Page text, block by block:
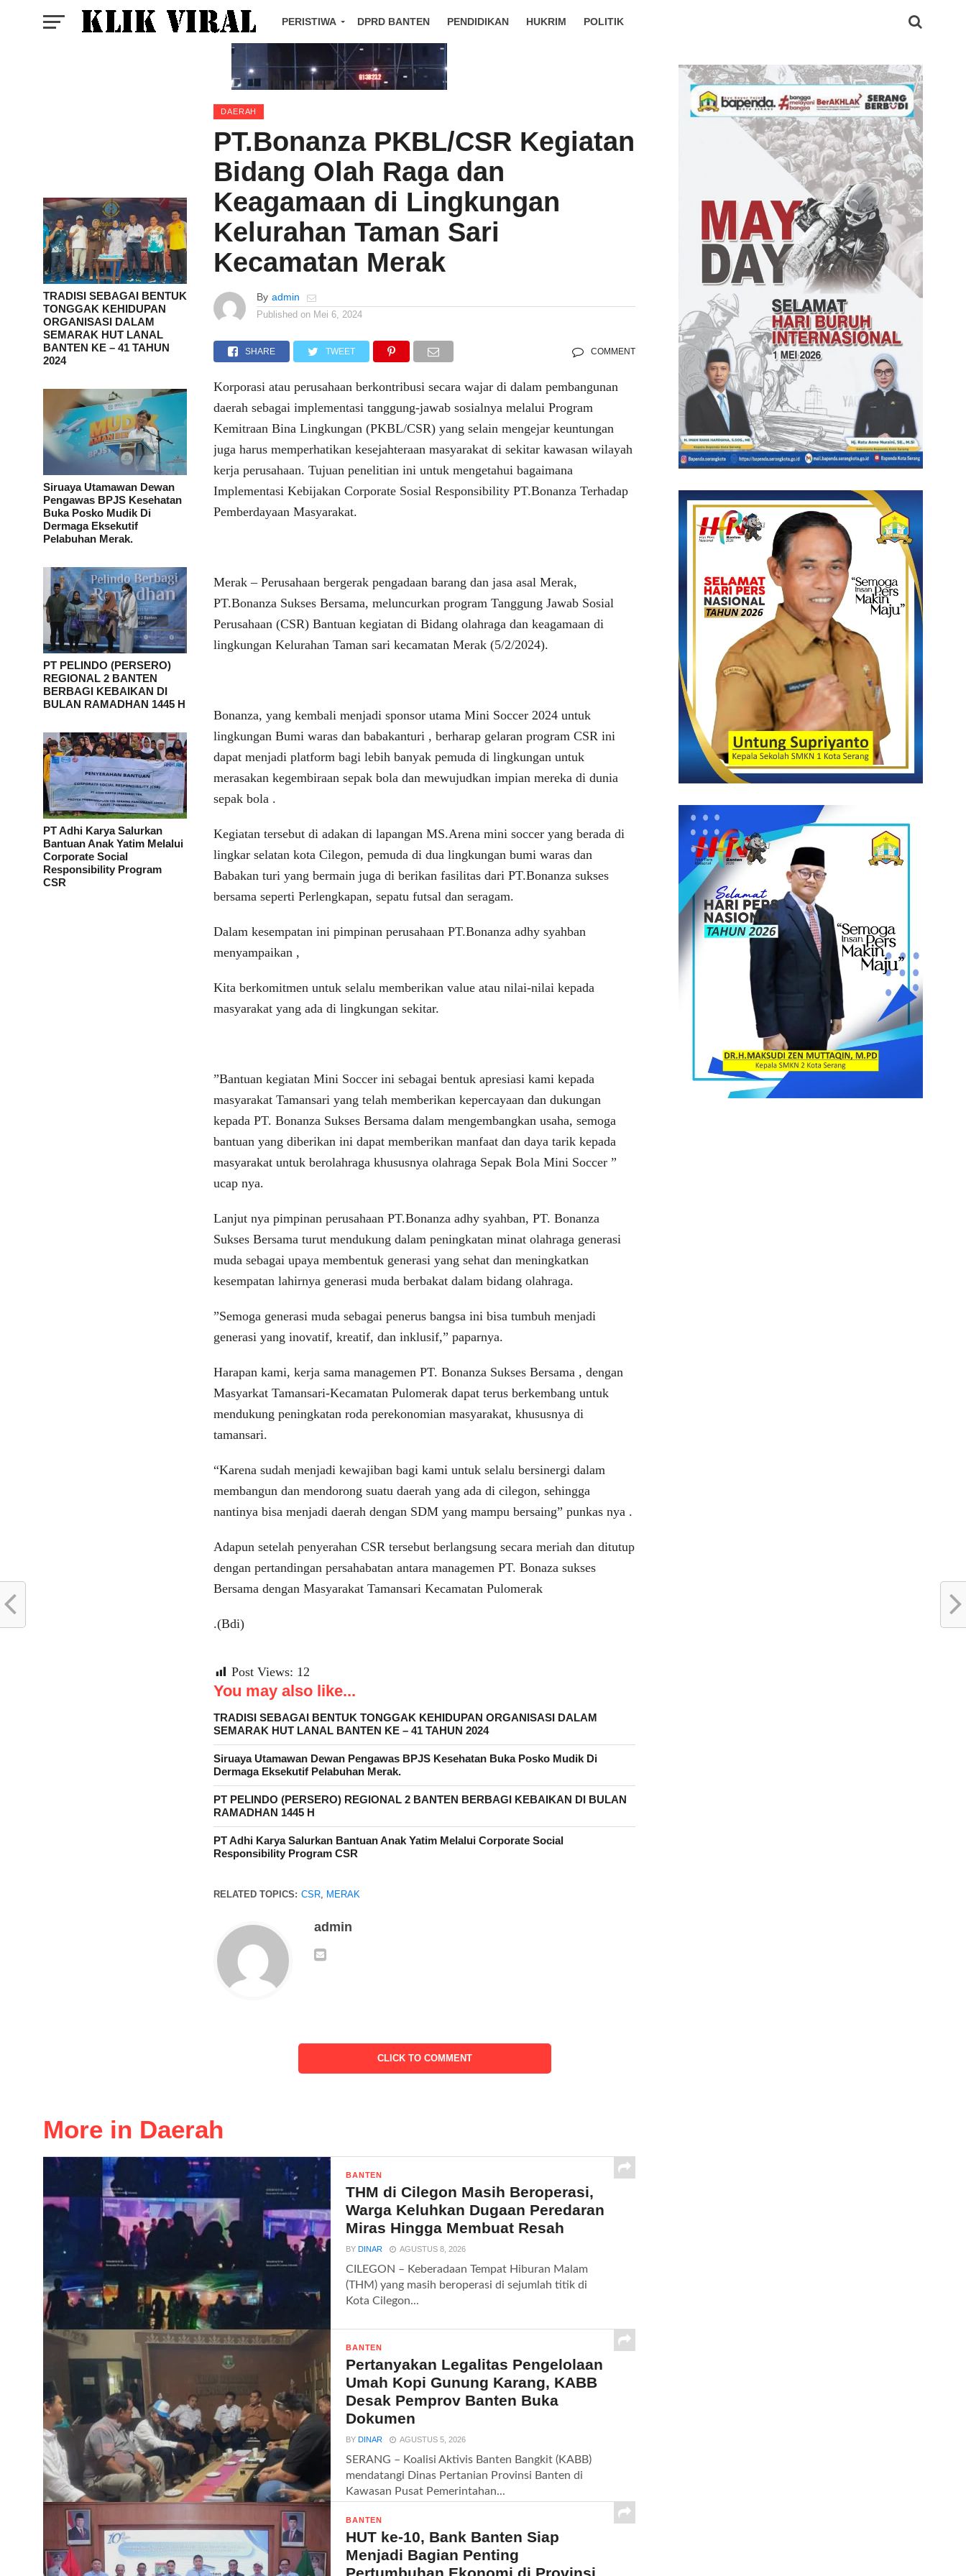
PERISTIWA DPRD BANTEN PENDIDIKAN HUKRIM POLITIK
TRADISI SEBAGAI BENTUK
TONGGAK KEHIDUPAN
ORGANISASI DALAM
SEMARAK HUT LANAL
BANTEN KE – 41 TAHUN
2024
Siruaya Utamawan Dewan
Pengawas BPJS Kesehatan
Buka Posko Mudik Di
Dermaga Eksekutif
Pelabuhan Merak.
PT PELINDO (PERSERO)
REGIONAL 2 BANTEN
BERBAGI KEBAIKAN DI
BULAN RAMADHAN 1445 H
PT Adhi Karya Salurkan
Bantuan Anak Yatim Melalui
Corporate Social
Responsibility Program
CSR
DAERAH
PT.Bonanza PKBL/CSR Kegiatan
Bidang Olah Raga dan
Keagamaan di Lingkungan
Kelurahan Taman Sari
Kecamatan Merak
By admin
Published on Mei 6, 2024
SHARE TWEET COMMENT
Korporasi atau perusahaan berkontribusi secara wajar di dalam pembangunan
daerah sebagai implementasi tanggung-jawab sosialnya melalui Program
Kemitraan Bina Lingkungan (PKBL/CSR) yang selain mengejar keuntungan
juga harus memperhatikan kesejahteraan masyarakat di sekitar kawasan wilayah
kerja perusahaan. Tujuan penelitian ini untuk mengetahui bagaimana
Implementasi Kebijakan Corporate Sosial Responsibility PT.Bonanza Terhadap
Pemberdayaan Masyarakat.
Merak – Perusahaan bergerak pengadaan barang dan jasa asal Merak,
PT.Bonanza Sukses Bersama, meluncurkan program Tanggung Jawab Sosial
Perusahaan (CSR) Bantuan kegiatan di Bidang olahraga dan keagamaan di
lingkungan Kelurahan Taman sari kecamatan Merak (5/2/2024).
Bonanza, yang kembali menjadi sponsor utama Mini Soccer 2024 untuk
lingkungan Bumi waras dan babakanturi , berharap gelaran program CSR ini
dapat menjadi platform bagi lebih banyak pemuda di lingkungan untuk
merasakan kegembiraan sepak bola dan mewujudkan impian mereka di dunia
sepak bola .
Kegiatan tersebut di adakan di lapangan MS.Arena mini soccer yang berada di
lingkar selatan kota Cilegon, pemuda di dua lingkungan bumi waras dan
Babakan turi yang bermain juga di berikan fasilitas dari PT.Bonanza sukses
bersama seperti Perlengkapan, sepatu futsal dan seragam.
Dalam kesempatan ini pimpinan perusahaan PT.Bonanza adhy syahban
menyampaikan ,
Kita berkomitmen untuk selalu memberikan value atau nilai-nilai kepada
masyarakat yang ada di lingkungan sekitar.
”Bantuan kegiatan Mini Soccer ini sebagai bentuk apresiasi kami kepada
masyarakat Tamansari yang telah memberikan kepercayaan dan dukungan
kepada PT. Bonanza Sukses Bersama dalam mengembangkan usaha, semoga
bantuan yang diberikan ini dapat memberikan manfaat dan daya tarik kepada
masyarakat untuk berolahraga khususnya olahraga Sepak Bola Mini Soccer ”
ucap nya.
Lanjut nya pimpinan perusahaan PT.Bonanza adhy syahban, PT. Bonanza
Sukses Bersama turut mendukung dalam peningkatan minat olahraga generasi
muda sebagai upaya membentuk generasi yang sehat dan meningkatkan
kesempatan lahirnya generasi muda berbakat dalam bidang olahraga.
”Semoga generasi muda sebagai penerus bangsa ini bisa tumbuh menjadi
generasi yang inovatif, kreatif, dan inklusif,” paparnya.
Harapan kami, kerja sama managemen PT. Bonanza Sukses Bersama , dengan
Masyarkat Tamansari-Kecamatan Pulomerak dapat terus berkembang untuk
mendukung peningkatan roda perekonomian masyarakat, khususnya di
tamansari.
“Karena sudah menjadi kewajiban bagi kami untuk selalu bersinergi dalam
membangun dan mendorong suatu daerah yang ada di cilegon, sehingga
nantinya bisa menjadi daerah dengan SDM yang mampu bersaing” punkas nya .
Adapun setelah penyerahan CSR tersebut berlangsung secara meriah dan ditutup
dengan pertandingan persahabatan antara managemen PT. Bonaza sukses
Bersama dengan Masyarakat Tamansari Kecamatan Pulomerak
.(Bdi)
Post Views: 12
You may also like...
TRADISI SEBAGAI BENTUK TONGGAK KEHIDUPAN ORGANISASI DALAM
SEMARAK HUT LANAL BANTEN KE – 41 TAHUN 2024
Siruaya Utamawan Dewan Pengawas BPJS Kesehatan Buka Posko Mudik Di
Dermaga Eksekutif Pelabuhan Merak.
PT PELINDO (PERSERO) REGIONAL 2 BANTEN BERBAGI KEBAIKAN DI BULAN
RAMADHAN 1445 H
PT Adhi Karya Salurkan Bantuan Anak Yatim Melalui Corporate Social
Responsibility Program CSR
RELATED TOPICS: CSR, MERAK
admin
CLICK TO COMMENT
More in Daerah
BANTEN
THM di Cilegon Masih Beroperasi,
Warga Keluhkan Dugaan Peredaran
Miras Hingga Membuat Resah
BYDINAR AGUSTUS 8, 2026
CILEGON – Keberadaan Tempat Hiburan Malam
(THM) yang masih beroperasi di sejumlah titik di
Kota Cilegon...
BANTEN
Pertanyakan Legalitas Pengelolaan
Umah Kopi Gunung Karang, KABB
Desak Pemprov Banten Buka
Dokumen
BYDINAR AGUSTUS 5, 2026
SERANG – Koalisi Aktivis Banten Bangkit (KABB)
mendatangi Dinas Pertanian Provinsi Banten di
Kawasan Pusat Pemerintahan...
BANTEN
HUT ke-10, Bank Banten Siap
Menjadi Bagian Penting